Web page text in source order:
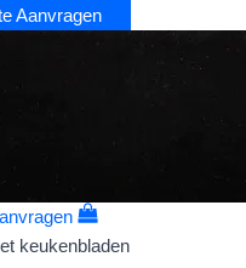
Aanvragen
keukenbladen